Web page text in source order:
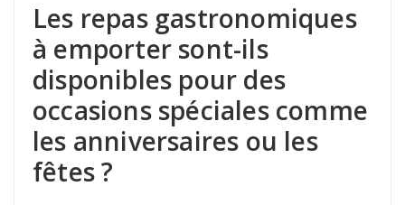
Les repas gastronomiques
à emporter sont-ils
disponibles pour des
occasions spéciales comme
les anniversaires ou les
fêtes ?